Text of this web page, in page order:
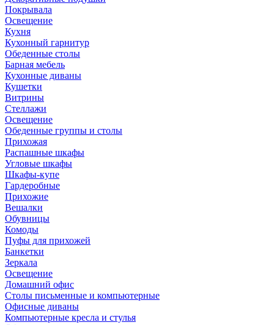
Покрывала
Освещение
Кухня
Кухонный гарнитур
Обеденные столы
Барная мебель
Кухонные диваны
Кушетки
Витрины
Стеллажи
Освещение
Обеденные группы и столы
Прихожая
Распашные шкафы
Угловые шкафы
Шкафы-купе
Гардеробные
Прихожие
Вешалки
Обувницы
Комоды
Пуфы для прихожей
Банкетки
Зеркала
Освещение
Домашний офис
Столы письменные и компьютерные
Офисные диваны
Компьютерные кресла и стулья